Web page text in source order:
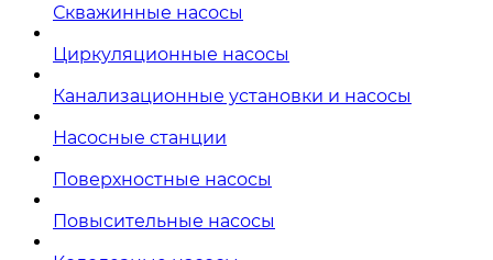
Скважинные насосы
Циркуляционные насосы
Канализационные установки и насосы
Насосные станции
Поверхностные насосы
Повысительные насосы